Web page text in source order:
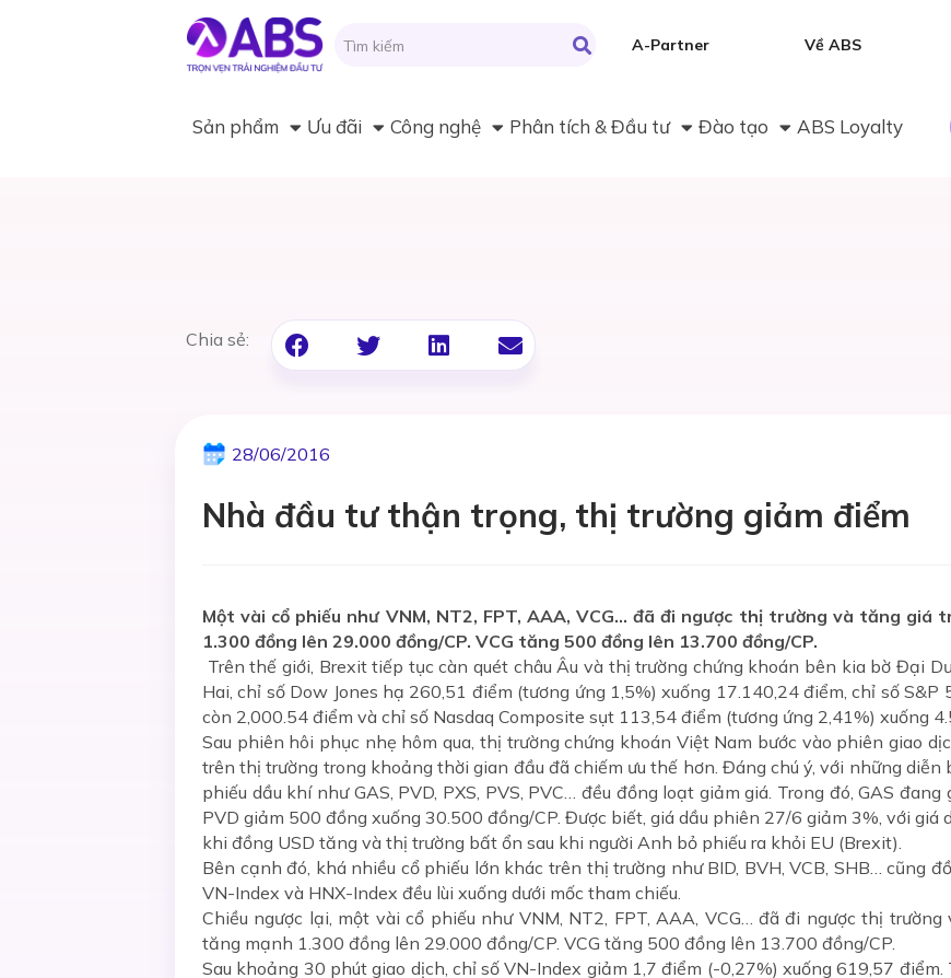
A-Partner Về ABS
Sản phẩm Ưu đãi Công nghệ Phân tích & Đầu tư Đào tạo ABS Loyalty
Chia sẻ:
28/06/2016
Nhà đầu tư thận trọng, thị trường giảm điểm
Một vài cổ phiếu như VNM, NT2, FPT, AAA, VCG… đã đi ngược thị trường và tăng giá
1.300 đồng lên 29.000 đồng/CP. VCG tăng 500 đồng lên 13.700 đồng/CP.
Trên thế giới, Brexit tiếp tục càn quét châu Âu và thị trường chứng khoán bên kia bờ Đại
Hai, chỉ số Dow Jones hạ 260,51 điểm (tương ứng 1,5%) xuống 17.140,24 điểm, chỉ số
còn 2,000.54 điểm và chỉ số Nasdaq Composite sụt 113,54 điểm (tương ứng 2,41%) xuống
Sau phiên hôi phục nhẹ hôm qua, thị trường chứng khoán Việt Nam bước vào phiên giao
trên thị trường trong khoảng thời gian đầu đã chiếm ưu thế hơn. Đáng chú ý, với những diễn
phiếu dầu khí như GAS, PVD, PXS, PVS, PVC… đều đồng loạt giảm giá. Trong đó, GAS
PVD giảm 500 đồng xuống 30.500 đồng/CP. Được biết, giá dầu phiên 27/6 giảm 3%, với
khi đồng USD tăng và thị trường bất ổn sau khi người Anh bỏ phiếu ra khỏi EU (Brexit).
Bên cạnh đó, khá nhiều cổ phiếu lớn khác trên thị trường như BID, BVH, VCB, SHB… cũng
VN-Index và HNX-Index đều lùi xuống dưới mốc tham chiếu.
Chiều ngược lại, một vài cổ phiếu như VNM, NT2, FPT, AAA, VCG… đã đi ngược thị
tăng mạnh 1.300 đồng lên 29.000 đồng/CP. VCG tăng 500 đồng lên 13.700 đồng/CP.
Sau khoảng 30 phút giao dịch, chỉ số VN-Index giảm 1,7 điểm (-0,27%) xuống 619,57